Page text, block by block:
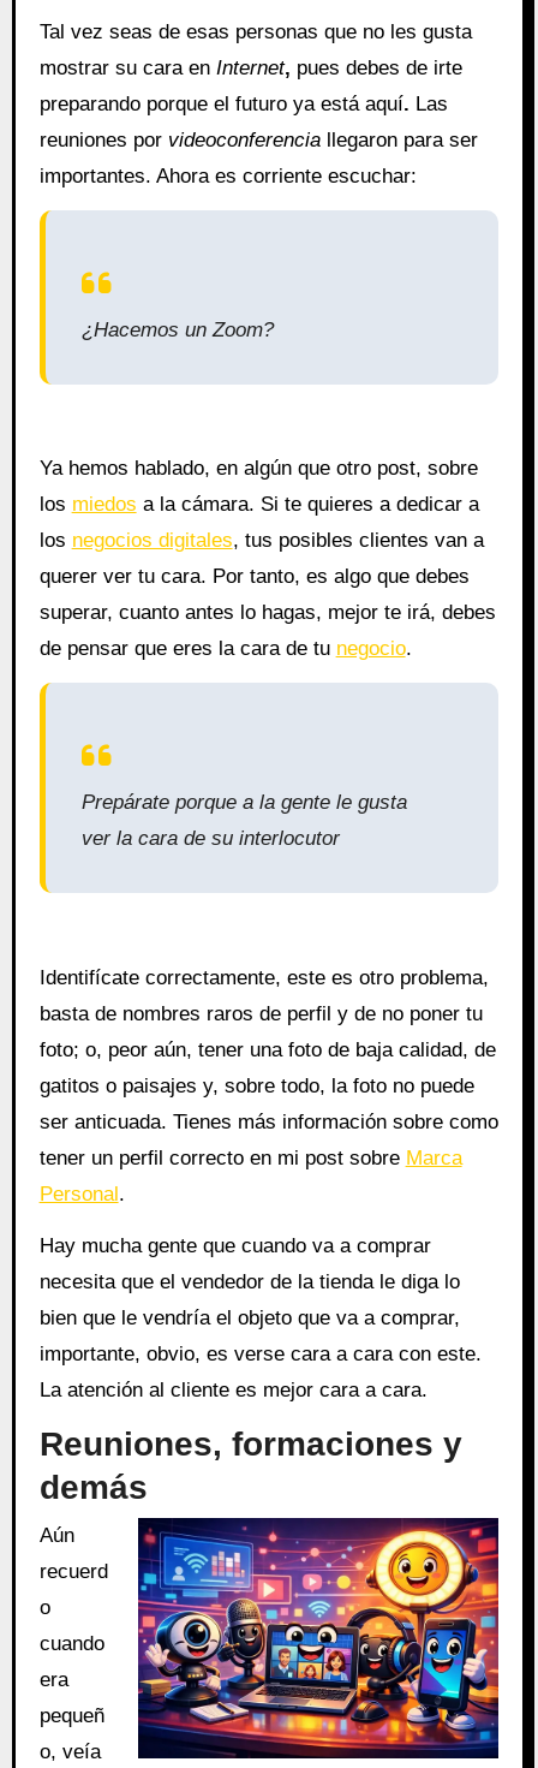
Tal vez seas de esas personas que no les gusta
mostrar su cara en Internet, pues debes de irte
preparando porque el futuro ya está aquí. Las
reuniones por videoconferenciallegaron para ser
importantes. Ahora es corriente escuchar:
¿Hacemos un Zoom?
Ya hemos hablado, en algún que otro post, sobre
los miedos a la cámara. Si te quieres a dedicar a
los negocios digitales, tus posibles clientes van a
querer ver tu cara. Por tanto, es algo que debes
superar, cuanto antes lo hagas, mejor te irá, debes
de pensar que eres la cara de tu negocio.
Prepárate porque a la gente le gusta
ver la cara de su interlocutor
Identifícate correctamente, este es otro problema,
basta de nombres raros de perfil y de no poner tu
foto; o, peor aún, tener una foto de baja calidad, de
gatitos o paisajes y, sobre todo, la foto no puede
ser anticuada. Tienes más información sobre como
tener un perfil correcto en mi post sobre Marca
Personal.
Hay mucha gente que cuando va a comprar
necesita que el vendedor de la tienda le diga lo
bien que le vendría el objeto que va a comprar,
importante, obvio, es verse cara a cara con este.
La atención al cliente es mejor cara a cara.
Reuniones, formaciones y
demás
Aún
recuerd
o
cuando
era
pequeñ
o, veía